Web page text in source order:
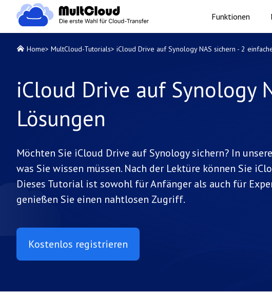
Funktionen
Home> MultCloud-Tutorials> iCloud Drive auf Synology NAS sichern - 2
iCloud Drive auf Synology
Lösungen
Möchten Sie iCloud Drive auf Synology sichern? In
was Sie wissen müssen. Nach der Lektüre können Sie
Dieses Tutorial ist sowohl für Anfänger als auch für
genießen Sie einen nahtlosen Zugriff.
Kostenlos registrieren